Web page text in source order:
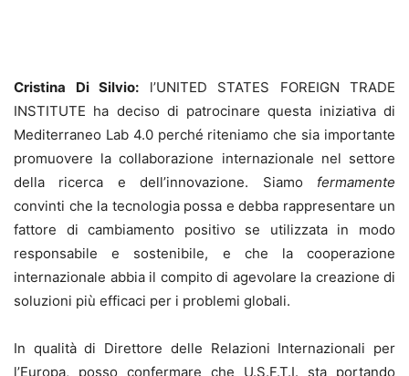
Cristina Di Silvio: l’UNITED STATES FOREIGN TRADE
INSTITUTE ha deciso di patrocinare questa iniziativa di
Mediterraneo Lab 4.0 perché riteniamo che sia importante
promuovere la collaborazione internazionale nel settore
della ricerca e dell’innovazione. Siamo fermamente
convinti che la tecnologia possa e debba rappresentare un
fattore di cambiamento positivo se utilizzata in modo
responsabile e sostenibile, e che la cooperazione
internazionale abbia il compito di agevolare la creazione di
soluzioni più efficaci per i problemi globali.
In qualità di Direttore delle Relazioni Internazionali per
l’Europa, posso confermare che U.S.F.T.I. sta portando